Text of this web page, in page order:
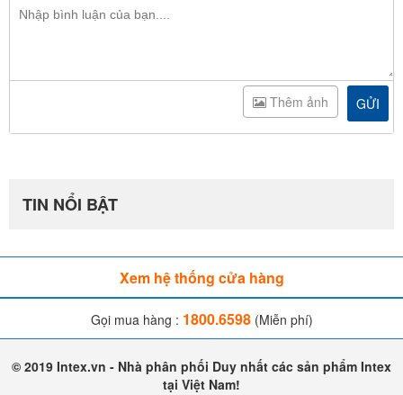
GỬI
Thêm ảnh
TIN NỔI BẬT
Xem hệ thống cửa hàng
Gọi mua hàng : 1800.6598(Miễn phí)
© 2019 Intex.vn - Nhà phân phối Duy nhất các sản phẩm Intex
tại Việt Nam!